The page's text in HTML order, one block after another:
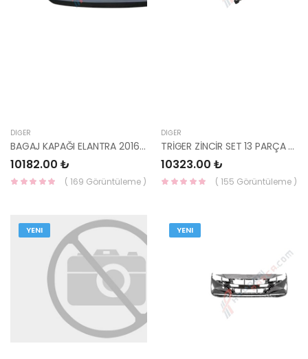
DIĞER
BAGAJ KAPAĞI ELANTRA 2016- 69200-F2060-YS
10182.00 ₺
( 169 Görüntüleme )
DIĞER
TRİGER ZİNCİR SET 13 PARÇA STAREX / SORENTO / H1 140-170 ZİNCİRSET-4A000-İNA
10323.00 ₺
( 155 Görüntüleme )
YENI YENI